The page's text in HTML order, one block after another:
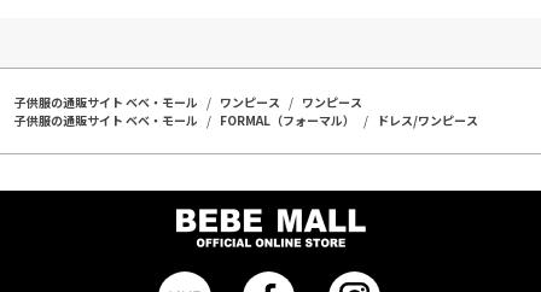
子供服の通販サイト ベベ・モール ワンピース
ワンピース
子供服の通販サイト ベベ・モール
FORMAL（フォーマル） ドレス/ワンピース